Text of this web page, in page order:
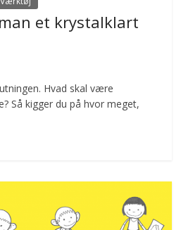
et krystalklart
Hvad skal være
Så kigger du på hvor meget,